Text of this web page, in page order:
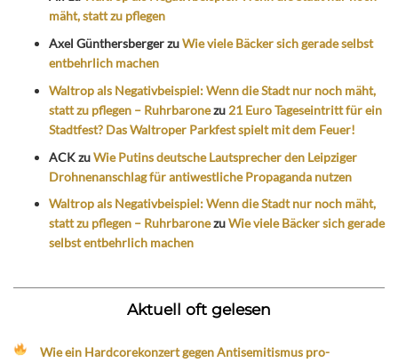
mäht, statt zu pflegen
Axel GünthersbergerzuWie viele Bäcker sich gerade selbst
entbehrlich machen
Waltrop als Negativbeispiel: Wenn die Stadt nur noch mäht,
statt zu pflegen – Ruhrbaronezu 21 Euro Tageseintritt für ein
Stadtfest? Das Waltroper Parkfest spielt mit dem Feuer!
ACKzuWie Putins deutsche Lautsprecher den Leipziger
Drohnenanschlag für antiwestliche Propaganda nutzen
Waltrop als Negativbeispiel: Wenn die Stadt nur noch mäht,
statt zu pflegen – RuhrbaronezuWie viele Bäcker sich gerade
selbst entbehrlich machen
Aktuell oft gelesen
Wie ein Hardcorekonzert gegen Antisemitismus pro-